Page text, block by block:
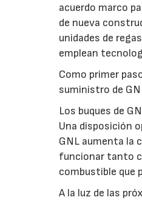
acuerdo marco
de nueva
unidades de
emplean
Como primer
suministro de
Los buques de
Una disposición
GNL aumenta la
funcionar tanto
combustible que
A la luz de las